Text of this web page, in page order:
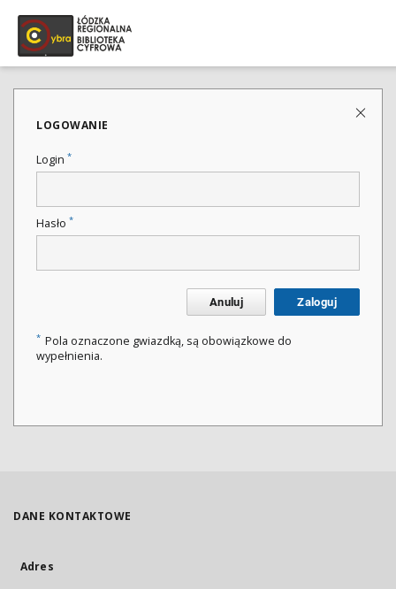
LOGOWANIE
Login *
Hasło *
Anuluj Zaloguj
* Pola oznaczone gwiazdką, są obowiązkowe do
wypełnienia.
DANE KONTAKTOWE
Adres